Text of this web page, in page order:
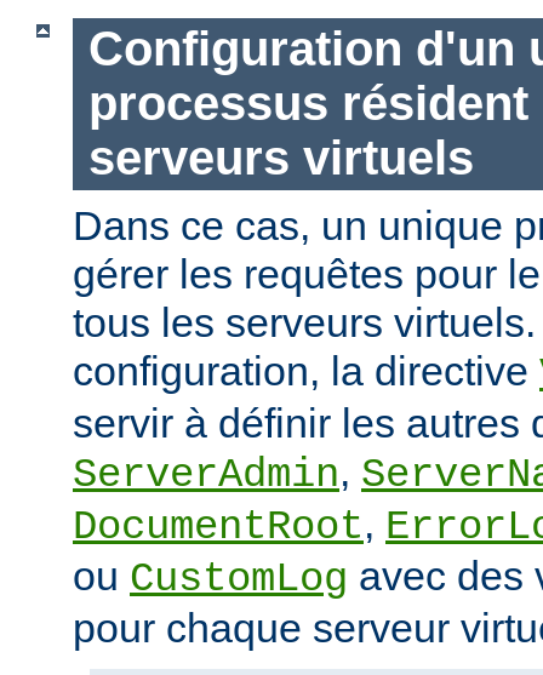
Configuration d'un
processus résident
serveurs virtuels
Dans ce cas, un unique
gérer les requêtes pour
tous les serveurs
configuration, la directive
servir à définir les autres
ServerAdmin,
DocumentRoot,
ou CustomLog avec des
pour chaque serveur